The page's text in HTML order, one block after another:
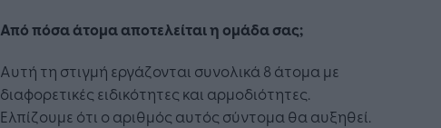
Από πόσα άτομα αποτελείται η ομάδα σας;
Αυτή τη στιγμή εργάζονται συνολικά 8 άτομα με
διαφορετικές ειδικότητες και αρμοδιότητες.
Ελπίζουμε ότι ο αριθμός αυτός σύντομα θα αυξηθεί.